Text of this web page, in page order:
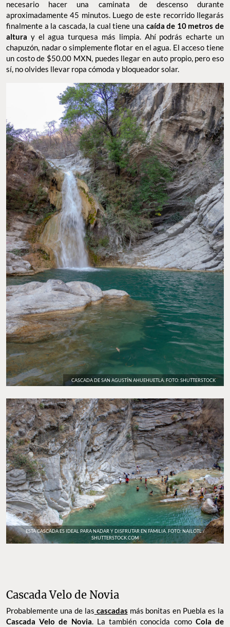
necesario hacer una caminata de descenso durante
aproximadamente 45 minutos. Luego de este recorrido llegarás
finalmente a la cascada, la cual tiene una caída de 10 metros de
altura y el agua turquesa más limpia. Ahí podrás echarte un
chapuzón, nadar o simplemente flotar en el agua. El acceso tiene
un costo de $50.00 MXN, puedes llegar en auto propio, pero eso
sí, no olvides llevar ropa cómoda y bloqueador solar.
CASCADA DE SAN AGUSTÍN AHUEHUETLA. FOTO: SHUTTERSTOCK
ESTA CASCADA ES IDEAL PARA NADAR Y DISFRUTAR EN FAMILIA. FOTO: NAILOTL /
SHUTTERSTOCK.COM
Cascada Velo de Novia
Probablemente una de las cascadas más bonitas en Puebla es la
Cascada Velo de Novia. La también conocida comoCola de